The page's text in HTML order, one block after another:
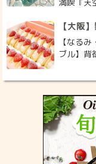
【大阪
【なる
ブル】背